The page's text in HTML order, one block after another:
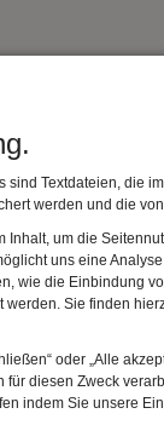
sind Textdateien, die
werden und die
um die
uns eine
wie die Einbindung
Sie finden
oder „Alle
diesen Zweck
indem Sie unsere
zur